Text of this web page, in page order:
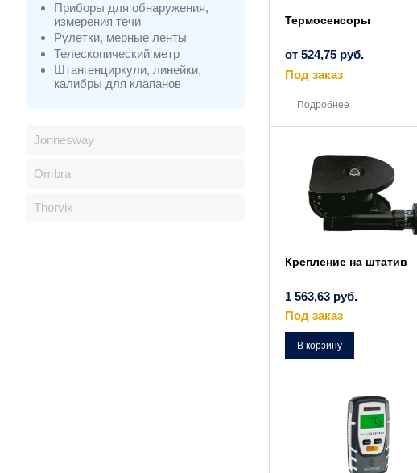
Термосенсоры
от 524,75 руб.
Под заказ
Подробнее
можно
выбрать
на
странице
товара.
Крепление на штатив
1 563,63 руб.
Под заказ
В корзину
Приборы для обнаружения,
измерения течи
Рулетки, мерные ленты
Телескопический метр
Штангенциркули, линейки,
калибры для клапанов
Jonnesway
Ombra
Thorvik